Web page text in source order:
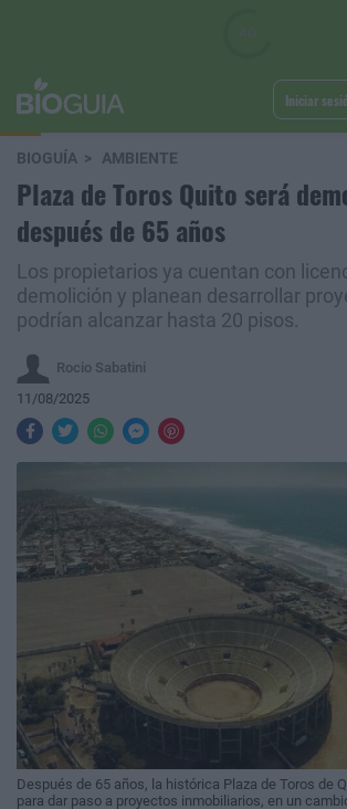
Iniciar
BIOGUÍA AMBIENTE
Plaza de Toros Quito será
después de 65 años
Los propietarios ya cuentan con
demolición y planean desarrollar
podrían alcanzar hasta 20 pisos.
Rocio Sabatini
11/08/2025
Después de 65 años, la histórica Plaza de Toros de
para dar paso a proyectos inmobiliarios, en un